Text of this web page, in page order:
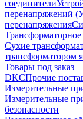
соединители
перенапряжений
перенапряжения
Сухие
трансформатором
Товары под заказ
DKCПрочие
Измерительные
Измерительные
безопасности